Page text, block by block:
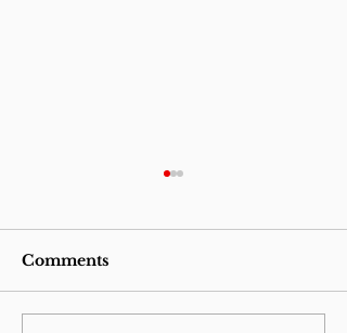
Comments